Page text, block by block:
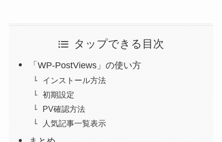
タップできる目次
「WP-PostViews」の使い方
インストール方法
初期設定
PV確認方法
人気記事一覧表示